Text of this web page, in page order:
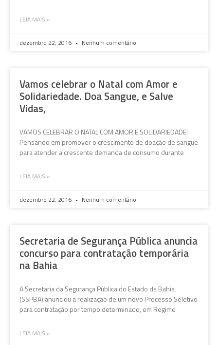
LEIA MAIS »
dezembro 22, 2016 Nenhum comentário
Vamos celebrar o Natal com Amor e
Solidariedade. Doa Sangue, e Salve
Vidas,
VAMOS CELEBRAR O NATAL COM AMOR E SOLIDARIEDADE!
Pensando em promover o crescimento de doação de sangue
para atender a crescente demanda de consumo durante
LEIA MAIS »
dezembro 22, 2016 Nenhum comentário
Secretaria de Segurança Pública anuncia
concurso para contratação temporária
na Bahia
A Secretaria da Segurança Pública do Estado da Bahia
(SSPBA) anunciou a realização de um novo Processo Seletivo
para contratação por tempo determinado, em Regime
LEIA MAIS »